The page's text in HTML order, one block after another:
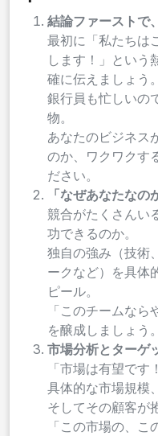
結論ファーストで
最初に「私たちは
します！」という
確に伝えましょう。
銀行員も忙しいの
物。
あなたのビジネス
のか、ワクワクす
ださい。
「なぜあなたなの
競合がたくさんい
功できるのか。
独自の強み（技術
ークなど）を具体
ピール。
「このチームな
を醸成しましょう。
市場分析とターゲ
「市場は有望です
具体的な市場規模
そしてその顧客が
「この市場の、